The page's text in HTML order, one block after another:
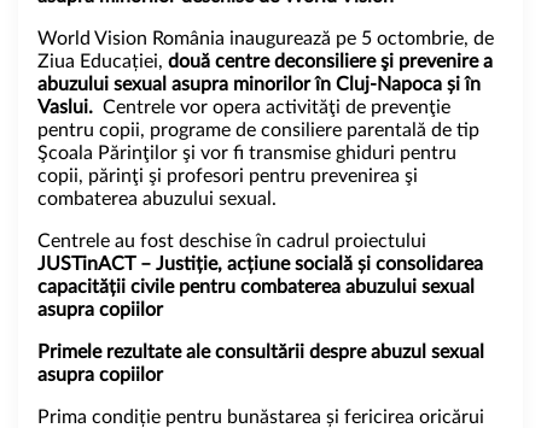
World Vision România inaugurează pe 5 octombrie, de
Ziua Educației, două centredeconsiliereşi prevenire a
abuzului sexual asupra minorilor în Cluj-Napoca și în
Vaslui. Centrele vor opera activităţi de prevenţie
pentru copii, programe de consiliere parentală de tip
Şcoala Părinţilor şi vor fi transmise ghiduri pentru
copii, părinţi şi profesori pentru prevenirea şi
combaterea abuzului sexual.
Centrele au fost deschise în cadrul proiectului
JUSTinACT – Justiție, acțiune socială și consolidarea
capacității civile pentru combaterea abuzului sexual
asupra copiilor
Primele rezultate ale consultării despre abuzul sexual
asupra copiilor
Prima condiție pentru bunăstarea și fericirea oricărui